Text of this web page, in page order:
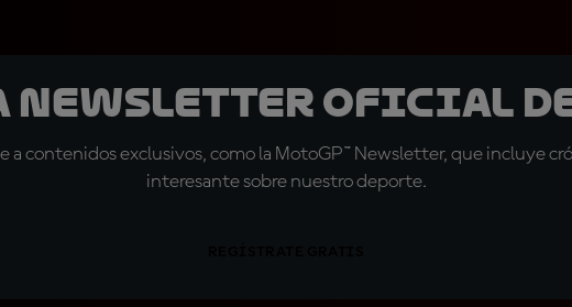
Newsletter oficial de
a contenidos exclusivos, como la MotoGP™ Newsletter, que incluye
interesante sobre nuestro deporte.